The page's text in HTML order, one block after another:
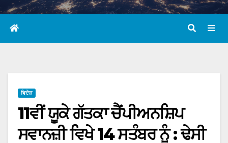
ਵਿਦੇਸ਼
11ਵੀਂ ਯੂਕੇ ਗੱਤਕਾ ਚੈਂਪੀਅਨਸ਼ਿਪ
ਸਵਾਨਜ਼ੀ ਵਿਖੇ 14 ਸਤੰਬਰ ਨੂੰ : ਢੇਸੀ